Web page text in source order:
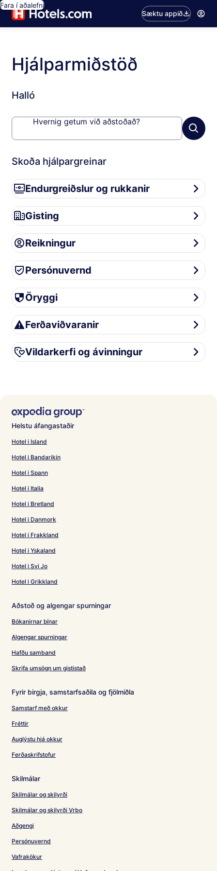
Fara í aðalefni
Sæktu appið
Hjálparmiðstöð
Halló
Hvernig getum við aðstoðað?
Skoða hjálpargreinar
Endurgreiðslur og rukkanir
Endurgreiðslur og rukkanir
Gisting
Gisting
Reikningur
Reikningur
Persónuvernd
Persónuvernd
Öryggi
Öryggi
Ferðaviðvaranir
Ferðaviðvaranir
Vildarkerfi og ávinningur
Vildarkerfi og ávinningur
Helstu áfangastaðir
Hotel i Island
Hotel i Bandarikin
Hotel i Spann
Hotel i Italia
Hotel i Bretland
Hotel i Danmork
Hotel i Frakkland
Hotel i Yskaland
Hotel i Svi Jo
Hotel i Grikkland
Aðstoð og algengar spurningar
Bókanirnar þínar
Algengar spurningar
Hafðu samband
Skrifa umsögn um gististað
Fyrir birgja, samstarfsaðila og fjölmiðla
Samstarf með okkur
Fréttir
Auglýstu hjá okkur
Ferðaskrifstofur
Skilmálar
Skilmálar og skilyrði
Skilmálar og skilyrði Vrbo
Aðgengi
Persónuvernd
Vafrakökur